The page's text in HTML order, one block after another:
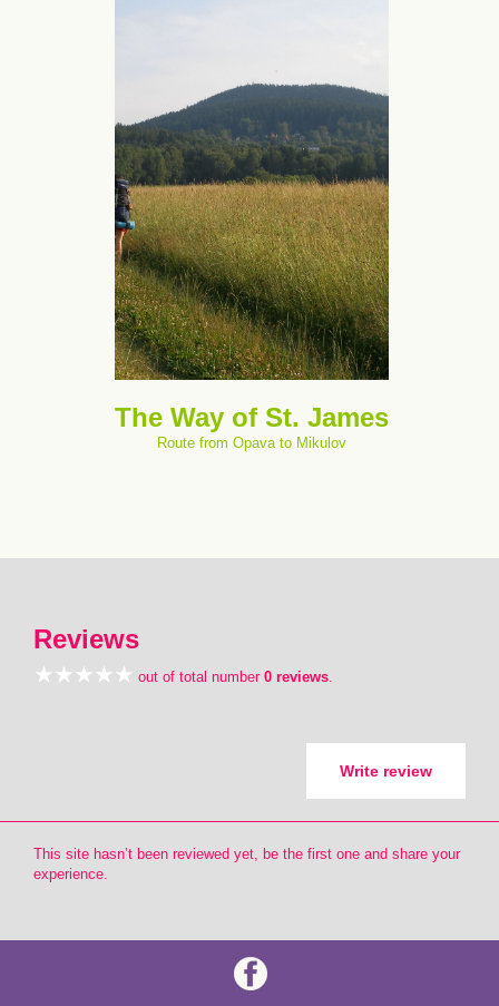
The Way of St. James
Route from Opava to Mikulov
Reviews
out of total number 0 reviews.
Write review
This site hasn’t been reviewed yet, be the first one and share your
experience.